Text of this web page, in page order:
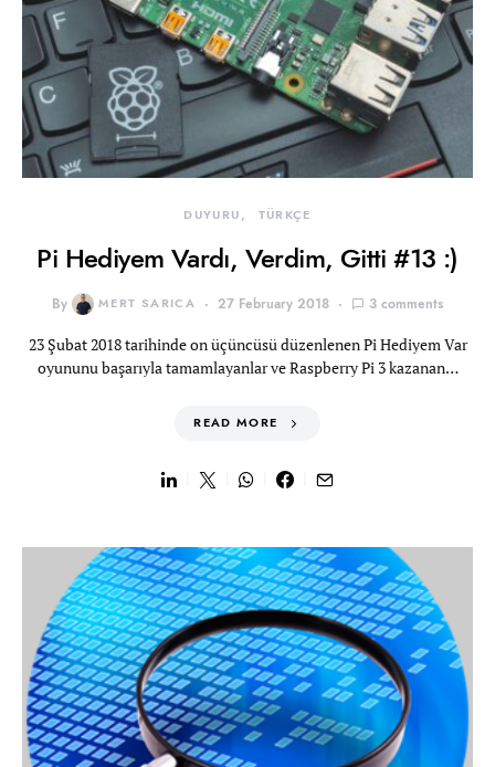
DUYURU TÜRKÇE
Pi Hediyem Vardı, Verdim, Gitti #13 :)
By MERT SARICA 27 February 2018 3 comments
23 Şubat 2018 tarihinde on üçüncüsü düzenlenen Pi Hediyem Var
oyununu başarıyla tamamlayanlar ve Raspberry Pi 3 kazanan…
READ MORE